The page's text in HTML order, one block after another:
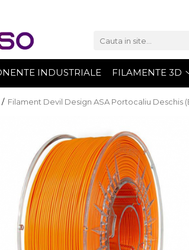
INDUSTRIALE FILAMENTE 3D
/ Filament Devil Design ASA Portocaliu Deschis